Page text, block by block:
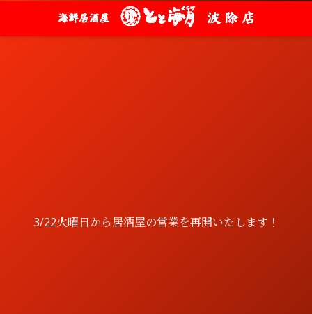
3/22火曜日から居酒屋の営業を再開いたします！